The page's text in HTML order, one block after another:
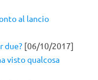
al lancio
due? [06/10/2017]
visto qualcosa